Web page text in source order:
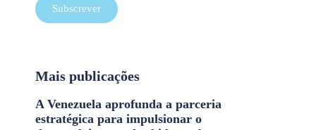
Subscrever
Mais publicações
A Venezuela aprofunda a parceria
estratégica para impulsionar o